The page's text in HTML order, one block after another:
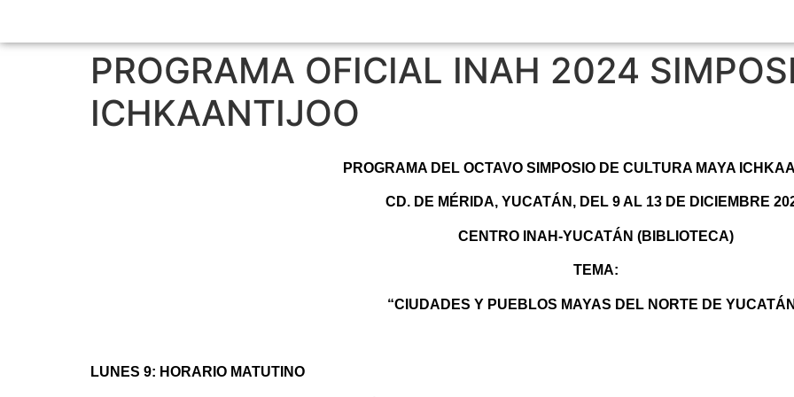
PROGRAMA OFICIAL INAH 2024
ICHKAANTIJOO
PROGRAMA DEL OCTAVO SIMPOSIO DE CULTURA MAYA
CD. DE MÉRIDA, YUCATÁN, DEL 9 AL 13 DE DICIEMBRE
CENTRO INAH-YUCATÁN (BIBLIOTECA)
TEMA:
“CIUDADES Y PUEBLOS MAYAS DEL NORTE DE
LUNES 9: HORARIO MATUTINO